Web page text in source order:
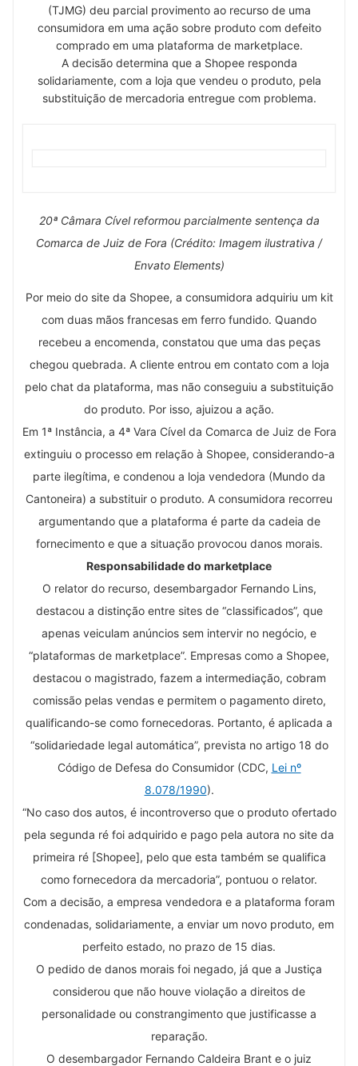
(TJMG) deu parcial provimento ao recurso de uma
consumidora em uma ação sobre produto com defeito
comprado em uma plataforma de marketplace.
A decisão determina que a Shopee responda
solidariamente, com a loja que vendeu o produto, pela
substituição de mercadoria entregue com problema.
20ª Câmara Cível reformou parcialmente sentença da
Comarca de Juiz de Fora (Crédito: Imagem ilustrativa /
Envato Elements)
Por meio do site da Shopee, a consumidora adquiriu um kit
com duas mãos francesas em ferro fundido. Quando
recebeu a encomenda, constatou que uma das peças
chegou quebrada. A cliente entrou em contato com a loja
pelo chat da plataforma, mas não conseguiu a substituição
do produto. Por isso, ajuizou a ação.
Em 1ª Instância, a 4ª Vara Cível da Comarca de Juiz de Fora
extinguiu o processo em relação à Shopee, considerando-a
parte ilegítima, e condenou a loja vendedora (Mundo da
Cantoneira) a substituir o produto. A consumidora recorreu
argumentando que a plataforma é parte da cadeia de
fornecimento e que a situação provocou danos morais.
Responsabilidade do marketplace
O relator do recurso, desembargador Fernando Lins,
destacou a distinção entre sites de “classificados”, que
apenas veiculam anúncios sem intervir no negócio, e
“plataformas de marketplace”. Empresas como a Shopee,
destacou o magistrado, fazem a intermediação, cobram
comissão pelas vendas e permitem o pagamento direto,
qualificando-se como fornecedoras. Portanto, é aplicada a
“solidariedade legal automática”, prevista no artigo 18 do
Código de Defesa do Consumidor (CDC, Lei nº
8.078/1990).
“No caso dos autos, é incontroverso que o produto ofertado
pela segunda ré foi adquirido e pago pela autora no site da
primeira ré [Shopee], pelo que esta também se qualifica
como fornecedora da mercadoria”, pontuou o relator.
Com a decisão, a empresa vendedora e a plataforma foram
condenadas, solidariamente, a enviar um novo produto, em
perfeito estado, no prazo de 15 dias.
O pedido de danos morais foi negado, já que a Justiça
considerou que não houve violação a direitos de
personalidade ou constrangimento que justificasse a
reparação.
O desembargador Fernando Caldeira Brant e o juiz